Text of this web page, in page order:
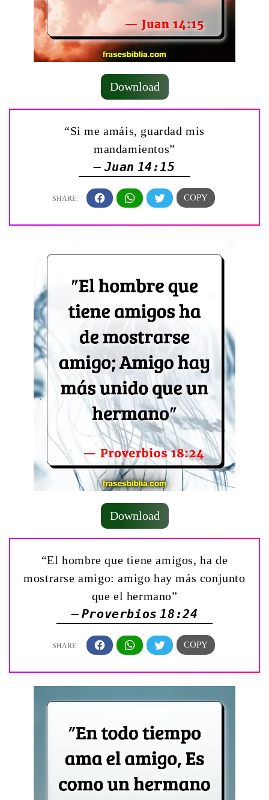
Download
“Si me amáis, guardad mis
mandamientos”
— Juan 14:15
Download
“El hombre que tiene amigos, ha de
mostrarse amigo: amigo hay más conjunto
que el hermano”
— Proverbios 18:24